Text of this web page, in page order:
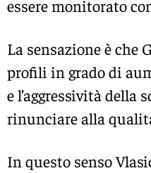
essere monitorato
La sensazione è che
profili in grado di
e l’aggressività della
rinunciare alla
In questo senso